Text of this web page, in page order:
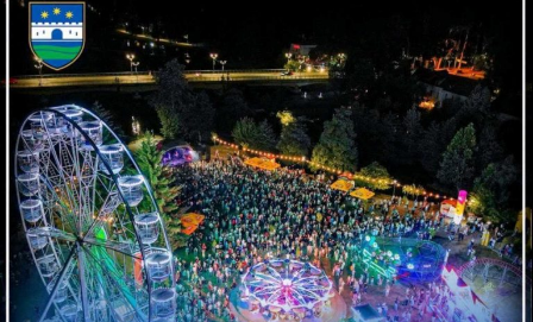
VIDEO Zdravstveni sistem USK i dalje čeka rješenja –
politička volja izostala